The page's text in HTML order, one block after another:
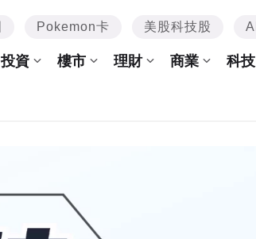
Pokemon卡 美股科技股 AI
投資 樓市 理財 商業 科技